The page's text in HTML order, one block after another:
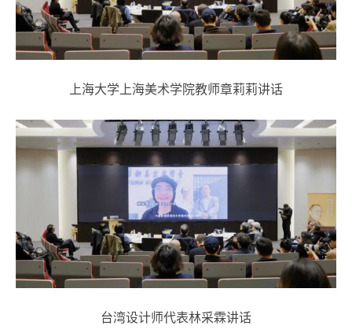
上海大学上海美术学院教师章莉莉讲话
台湾设计师代表林采霖讲话